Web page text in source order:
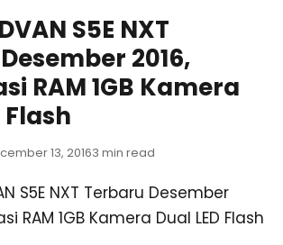
S5E NXT
2016,
RAM 1GB Kamera
Flash
13, 20163 min read